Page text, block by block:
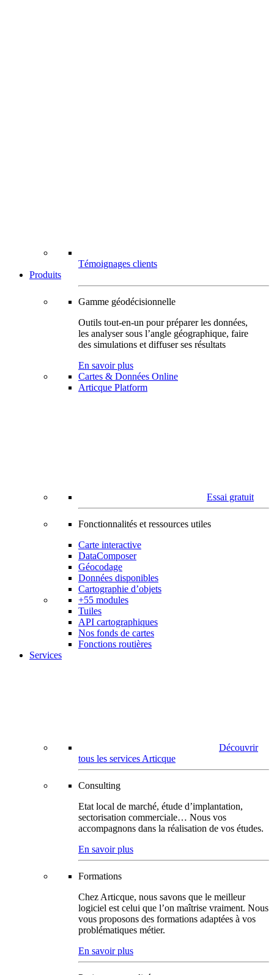
Témoignages clients
Produits
Gamme géodécisionnelle
Outils tout-en-un pour préparer les données,
les analyser sous l’angle géographique, faire
des simulations et diffuser ses résultats
En savoir plus
Cartes & Données Online
Articque Platform
Essai gratuit
Fonctionnalités et ressources utiles
Carte interactive
DataComposer
Géocodage
Données disponibles
Cartographie d’objets
+55 modules
Tuiles
API cartographiques
Nos fonds de cartes
Fonctions routières
Services
Découvrir
tous les services Articque
Consulting
Etat local de marché, étude d’implantation,
sectorisation commerciale… Nous vos
accompagnons dans la réalisation de vos études.
En savoir plus
Formations
Chez Articque, nous savons que le meilleur
logiciel est celui que l’on maîtrise vraiment. Nous
vous proposons des formations adaptées à vos
problématiques métier.
En savoir plus